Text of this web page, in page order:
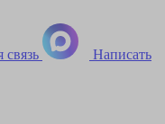
связь Написать